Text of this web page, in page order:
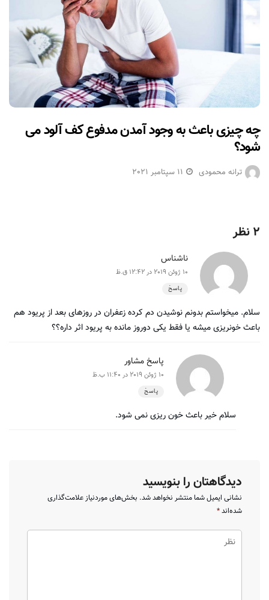
چه چیزی باعث به وجود آمدن مدفوع کف آلود می
شود؟
ترانه محمودی 11 سپتامبر 2021
2 نظر
ناشناس
10 ژوئن 2019 در 12:42 ق.ظ
پاسخ
سلام. میخواستم بدونم نوشیدن دم کرده زعفران در روزهای بعد از پریود هم
باعث خونریزی میشه یا فقط یکی دوروز مانده به پریود اثر داره؟؟
پاسخ مشاور
10 ژوئن 2019 در 11:40 ب.ظ
پاسخ
سلام خیر باعث خون ریزی نمی شود.
دیدگاهتان را بنویسید
نشانی ایمیل شما منتشر نخواهد شد. بخش‌های موردنیاز علامت‌گذاری
شده‌اند*